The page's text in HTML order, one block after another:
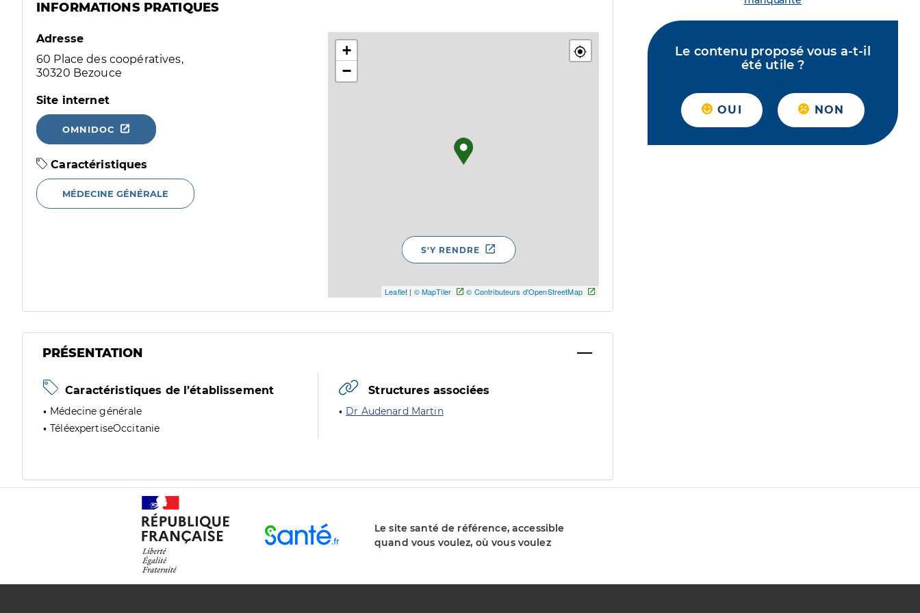
INFORMATIONS PRATIQUES
Adresse
60 Place des coopératives,
30320 Bezouce
Site internet
OMNIDOC
Caractéristiques
MÉDECINE GÉNÉRALE
+
−
Leaflet | © MapTiler © Contributeurs d'OpenStreetMap
S'Y RENDRE
PRÉSENTATION
Caractéristiques de l’établissement
Médecine générale
TéléexpertiseOccitanie
Structures associées
Dr Audenard Martin
Le contenu proposé vous a-t-il
été utile ?
OUI NON
Le site santé de référence, accessible
quand vous voulez, où vous voulez